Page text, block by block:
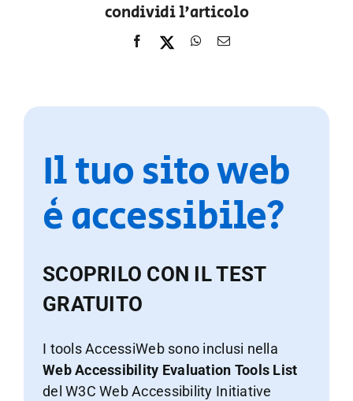
condividi l'articolo
Il tuo sito web
è accessibile?
SCOPRILO CON IL TEST
GRATUITO
I tools AccessiWeb sono inclusi nella
Web Accessibility Evaluation Tools List
del W3C Web Accessibility Initiative